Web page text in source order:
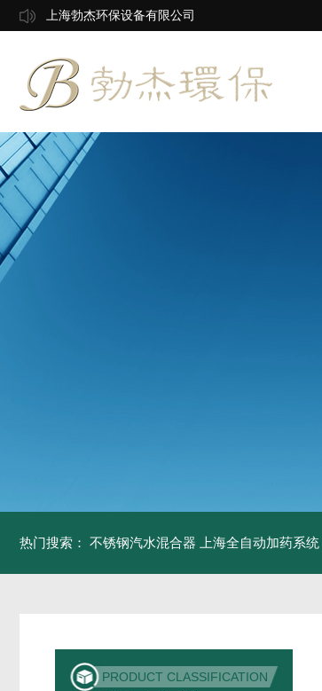
上海勃杰环保设备有限公司
热门搜索： 不锈钢汽水混合器 上海全自动加药系统
PRODUCT CLASSIFICATION